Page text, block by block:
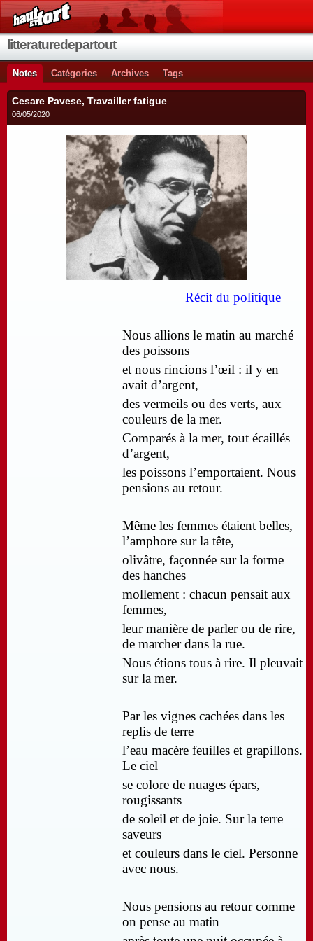
litteraturedepartout
Notes Catégories Archives Tags
Cesare Pavese, Travailler fatigue
06/05/2020
Récit du politique
Nous allions le matin au marché
des poissons
et nous rincions l’œil : il y en
avait d’argent,
des vermeils ou des verts, aux
couleurs de la mer.
Comparés à la mer, tout écaillés
d’argent,
les poissons l’emportaient. Nous
pensions au retour.
Même les femmes étaient belles,
l’amphore sur la tête,
olivâtre, façonnée sur la forme
des hanches
mollement : chacun pensait aux
femmes,
leur manière de parler ou de rire,
de marcher dans la rue.
Nous étions tous à rire. Il pleuvait
sur la mer.
Par les vignes cachées dans les
replis de terre
l’eau macère feuilles et grapillons.
Le ciel
se colore de nuages épars,
rougissants
de soleil et de joie. Sur la terre
saveurs
et couleurs dans le ciel. Personne
avec nous.
Nous pensions au retour comme
on pense au matin